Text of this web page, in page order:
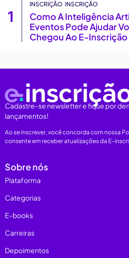
1
INSCRIÇÃO INSCRIÇÃO
Como A Inteligência
Eventos Pode Ajudar
Chegou Ao E-Inscrição
Cadastre-se newsletter e fique por
lançamentos!
Ao se inscrever, você concorda com nossa
consente em receber atualizações da E-
Sobre nós
Plataforma
Categorias
E-books
Carreiras
Depoimentos